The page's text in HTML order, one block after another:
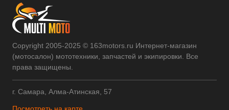
Copyright 2005-2025 © 163motors.ru Интернет-магазин
(мотосалон) мототехники, запчастей и экипировки. Все
права защищены.
г. Самара, Алма-Атинская, 57